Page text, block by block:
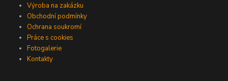
Výroba na zakázku
Obchodní podmínky
Ochrana soukromí
Práce s cookies
Fotogalerie
Kontakty